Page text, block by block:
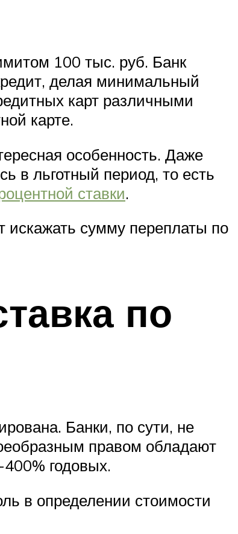
100 тыс. руб. Банк
делая минимальный
карт различными
карте.
особенность. Даже
в льготный период, то есть
ставки.
искажать сумму переплаты по
по
Банки, по сути, не
правом обладают
годовых.
в определении стоимости